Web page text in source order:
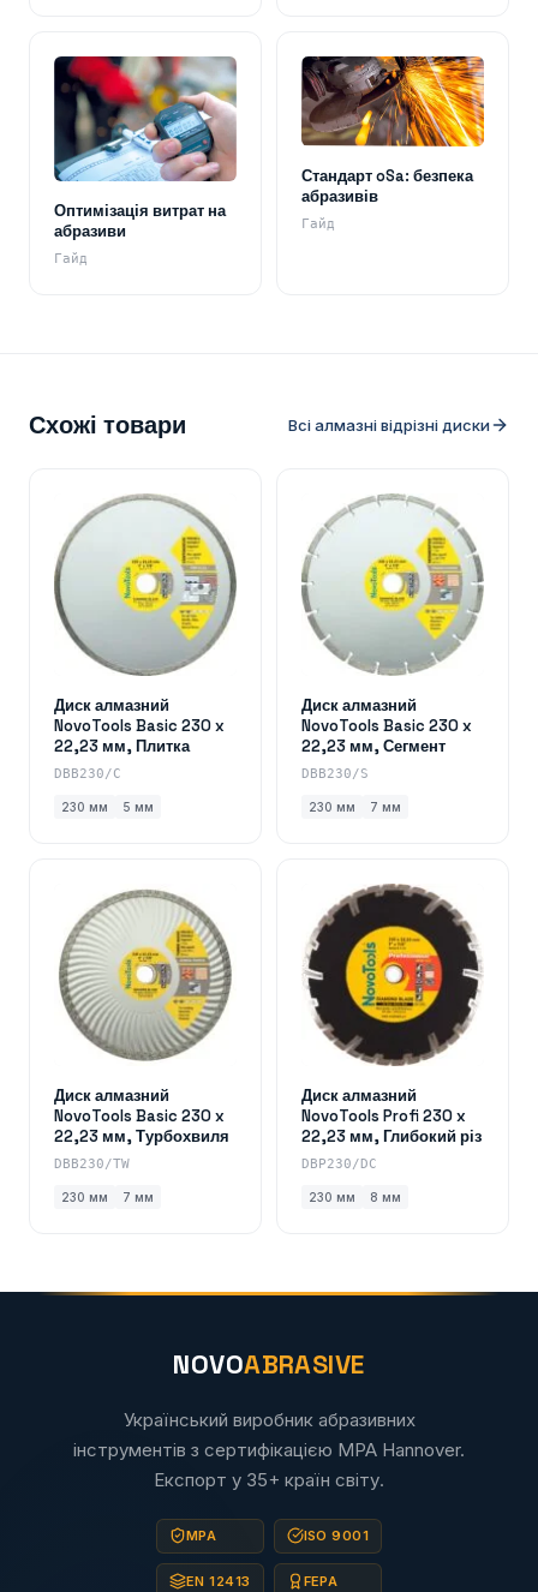
Оптимізація витрат на
абразиви
Гайд
Стандарт oSa: безпека
абразивів
Гайд
Схожі товари Всі алмазні відрізні диски
Диск алмазний
NovoTools Basic 230 x
22,23 мм, Плитка
DBB230/C
230 мм 5 мм
Диск алмазний
NovoTools Basic 230 x
22,23 мм, Сегмент
DBB230/S
230 мм 7 мм
Диск алмазний
NovoTools Basic 230 x
22,23 мм, Турбохвиля
DBB230/TW
230 мм 7 мм
Диск алмазний
NovoTools Profi 230 x
22,23 мм, Глибокий різ
DBP230/DC
230 мм 8 мм
NOVOABRASIVE
Український виробник абразивних
інструментів з сертифікацією MPA Hannover.
Експорт у 35+ країн світу.
MPA ISO 9001
EN 12413 FEPA